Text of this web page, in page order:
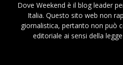
Dove Weekend è il blog leader
Italia. Questo sito web non
giornalistica, pertanto non può
editoriale ai sensi della